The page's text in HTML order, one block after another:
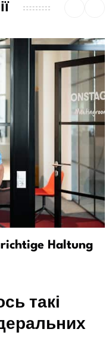
Haltung
такі